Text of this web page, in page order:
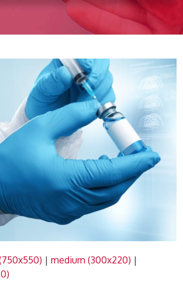
|medium (300x220) |